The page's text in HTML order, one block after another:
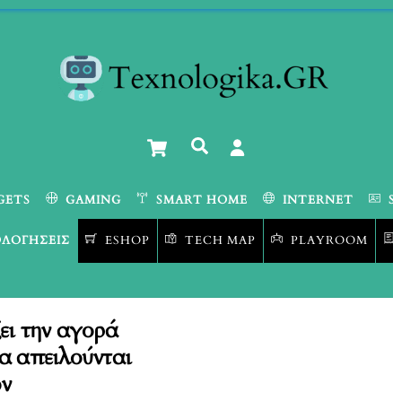
Cart Αναζήτηση
GAMING SMART HOME INTERNET
ESHOP TECH MAP PLAYROOM
την αγορά
απειλούνται